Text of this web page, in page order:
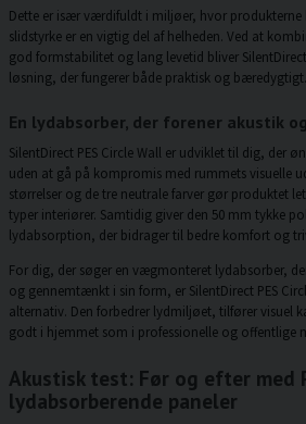
Dette er især værdifuldt i miljøer, hvor
slidstyrke er en vigtig del af helheden. Ved at
god formstabilitet og lang levetid bliver SilentDirect
løsning, der fungerer både praktisk og bæredygtigt.
En lydabsorber, der forener akustik
SilentDirect PES Circle Wall er udviklet til dig, der
uden at gå på kompromis med rummets visuelle
størrelser og de tre neutrale farver gør produktet
typer interiører. Samtidig giver den 50 mm tykke
lydabsorption, der bidrager til bedre komfort og
For dig, der søger en vægmonteret lydabsorber,
og gennemtænkt i sin form, er SilentDirect PES
alternativ. Den forbedrer lydmiljøet, tilfører visuel
godt i hjemmet som i professionelle og offentlige
Akustisk test: Før og efter med
lydabsorberende paneler